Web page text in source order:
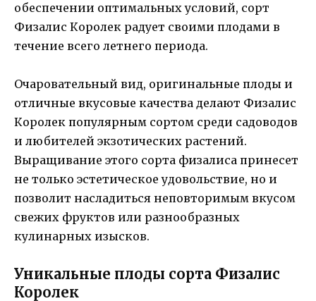
обеспечении оптимальных условий, сорт
Физалис Королек радует своими плодами в
течение всего летнего периода.
Очаровательный вид, оригинальные плоды и
отличные вкусовые качества делают Физалис
Королек популярным сортом среди садоводов
и любителей экзотических растений.
Выращивание этого сорта физалиса принесет
не только эстетическое удовольствие, но и
позволит насладиться неповторимым вкусом
свежих фруктов или разнообразных
кулинарных изысков.
Уникальные плоды сорта Физалис
Королек